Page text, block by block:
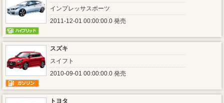
インプレッサスポーツ
2011-12-01 00:00:00.0 発売
スズキ
スイフト
2010-09-01 00:00:00.0 発売
トヨタ